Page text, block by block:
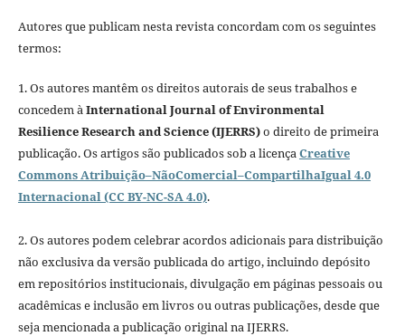
Autores que publicam nesta revista concordam com os seguintes
termos:
1. Os autores mantêm os direitos autorais de seus trabalhos e
concedem àInternational Journal of Environmental
Resilience Research and Science (IJERRS)o direito de primeira
publicação. Os artigos são publicados sob a licençaCreative
Commons Atribuição–NãoComercial–CompartilhaIgual 4.0
Internacional (CC BY-NC-SA 4.0).
2. Os autores podem celebrar acordos adicionais para distribuição
não exclusiva da versão publicada do artigo, incluindo depósito
em repositórios institucionais, divulgação em páginas pessoais ou
acadêmicas e inclusão em livros ou outras publicações, desde que
seja mencionada a publicação original na IJERRS.